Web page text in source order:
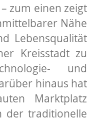
zum einen zeigt
Nähe
Lebensqualität
Kreisstadt zu
und
hinaus hat
Marktplatz
der traditionelle